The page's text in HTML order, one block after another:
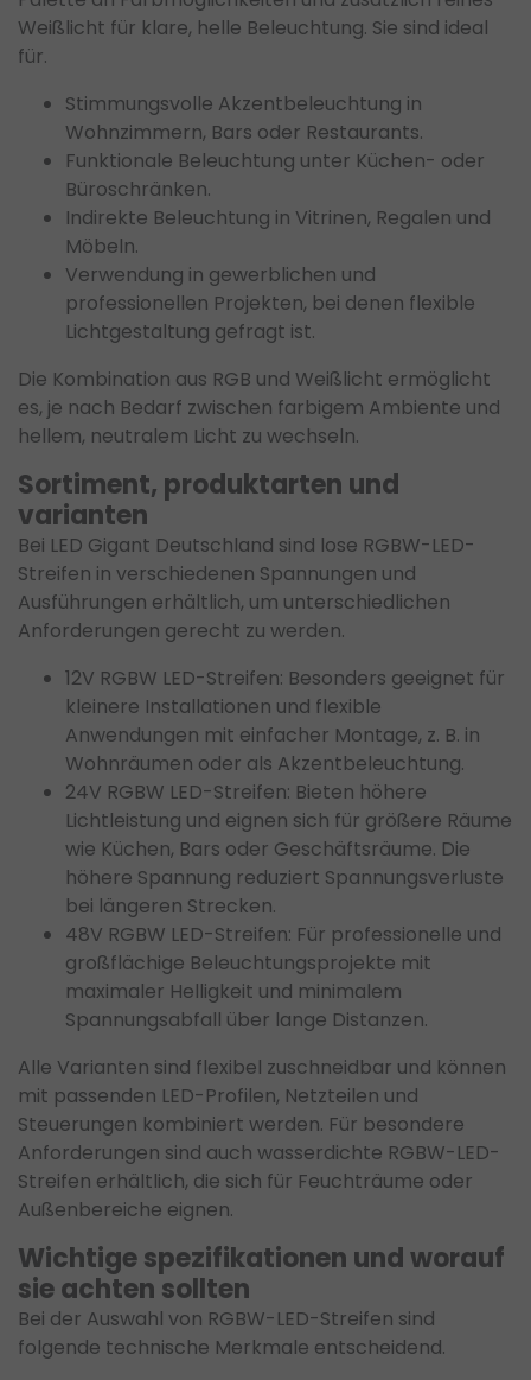
Weißlicht für klare, helle Beleuchtung. Sie sind ideal
für.
Stimmungsvolle Akzentbeleuchtung in
Wohnzimmern, Bars oder Restaurants.
Funktionale Beleuchtung unter Küchen- oder
Büroschränken.
Indirekte Beleuchtung in Vitrinen, Regalen und
Möbeln.
Verwendung in gewerblichen und
professionellen Projekten, bei denen flexible
Lichtgestaltung gefragt ist.
Die Kombination aus RGB und Weißlicht ermöglicht
es, je nach Bedarf zwischen farbigem Ambiente und
hellem, neutralem Licht zu wechseln.
Sortiment, produktarten und
varianten
Bei LED Gigant Deutschland sind lose RGBW-LED-
Streifen in verschiedenen Spannungen und
Ausführungen erhältlich, um unterschiedlichen
Anforderungen gerecht zu werden.
12V RGBW LED-Streifen: Besonders geeignet für
kleinere Installationen und flexible
Anwendungen mit einfacher Montage, z. B. in
Wohnräumen oder als Akzentbeleuchtung.
24V RGBW LED-Streifen: Bieten höhere
Lichtleistung und eignen sich für größere Räume
wie Küchen, Bars oder Geschäftsräume. Die
höhere Spannung reduziert Spannungsverluste
bei längeren Strecken.
48V RGBW LED-Streifen: Für professionelle und
großflächige Beleuchtungsprojekte mit
maximaler Helligkeit und minimalem
Spannungsabfall über lange Distanzen.
Alle Varianten sind flexibel zuschneidbar und können
mit passenden LED-Profilen, Netzteilen und
Steuerungen kombiniert werden. Für besondere
Anforderungen sind auch wasserdichte RGBW-LED-
Streifen erhältlich, die sich für Feuchträume oder
Außenbereiche eignen.
Wichtige spezifikationen und worauf
sie achten sollten
Bei der Auswahl von RGBW-LED-Streifen sind
folgende technische Merkmale entscheidend.